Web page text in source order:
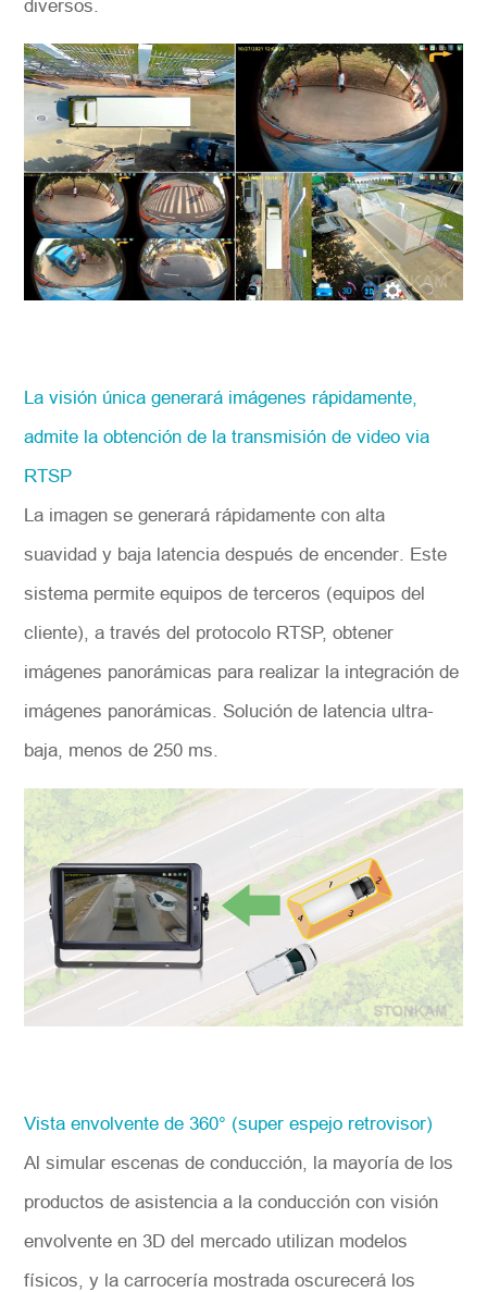
diversos.
La visión única generará imágenes rápidamente,
admite la obtención de la transmisión de video via
RTSP
La imagen se generará rápidamente con alta
suavidad y baja latencia después de encender. Este
sistema permite equipos de terceros (equipos del
cliente), a través del protocolo RTSP, obtener
imágenes panorámicas para realizar la integración de
imágenes panorámicas. Solución de latencia ultra-
baja, menos de 250 ms.
Vista envolvente de 360° (super espejo retrovisor)
Al simular escenas de conducción, la mayoría de los
productos de asistencia a la conducción con visión
envolvente en 3D del mercado utilizan modelos
físicos, y la carrocería mostrada oscurecerá los